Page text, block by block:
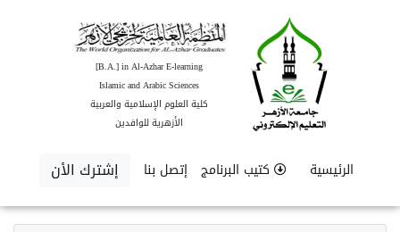
[B.A.] in Al-Azhar E-learning
Islamic and Arabic Sciences
كلية العلوم الإسلامية والعربية
الأزهرية للوافدين
الرئيسية كتيب البرنامج إتصل بنا إشترك الأن